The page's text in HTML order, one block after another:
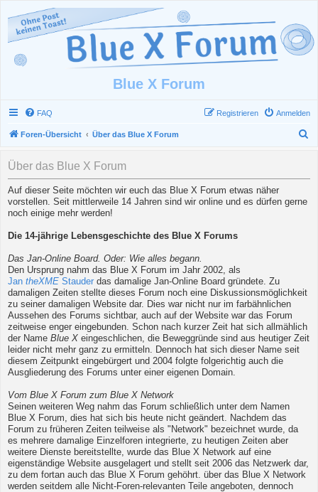
Blue X Forum
FAQ Anmelden
Registrieren
Foren-Übersicht Über das Blue X Forum
Über das Blue X Forum
Auf dieser Seite möchten wir euch das Blue X Forum etwas näher
vorstellen. Seit mittlerweile 14 Jahren sind wir online und es dürfen gerne
noch einige mehr werden!
Die 14-jährige Lebensgeschichte des Blue X Forums
Das Jan-Online Board. Oder: Wie alles begann.
Den Ursprung nahm das Blue X Forum im Jahr 2002, als
Jan theXME Stauder das damalige Jan-Online Board gründete. Zu
damaligen Zeiten stellte dieses Forum noch eine Diskussionsmöglichkeit
zu seiner damaligen Website dar. Dies war nicht nur im farbähnlichen
Aussehen des Forums sichtbar, auch auf der Website war das Forum
zeitweise enger eingebunden. Schon nach kurzer Zeit hat sich allmählich
der Name Blue X eingeschlichen, die Beweggründe sind aus heutiger Zeit
leider nicht mehr ganz zu ermitteln. Dennoch hat sich dieser Name seit
diesem Zeitpunkt eingebürgert und 2004 folgte folgerichtig auch die
Ausgliederung des Forums unter einer eigenen Domain.
Vom Blue X Forum zum Blue X Network
Seinen weiteren Weg nahm das Forum schließlich unter dem Namen
Blue X Forum, dies hat sich bis heute nicht geändert. Nachdem das
Forum zu früheren Zeiten teilweise als "Network" bezeichnet wurde, da
es mehrere damalige Einzelforen integrierte, zu heutigen Zeiten aber
weitere Dienste bereitstellte, wurde das Blue X Network auf eine
eigenständige Website ausgelagert und stellt seit 2006 das Netzwerk dar,
zu dem fortan auch das Blue X Forum gehöhrt. über das Blue X Network
werden seitdem alle Nicht-Foren-relevanten Teile angeboten, dennoch